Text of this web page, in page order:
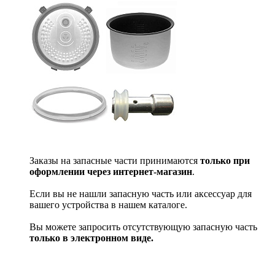
Заказы на запасные части принимаются только при
оформлении через интернет-магазин.
Если вы не нашли запасную часть или аксессуар для
вашего устройства в нашем каталоге.
Вы можете запросить отсутствующую запасную часть
только в электронном виде.